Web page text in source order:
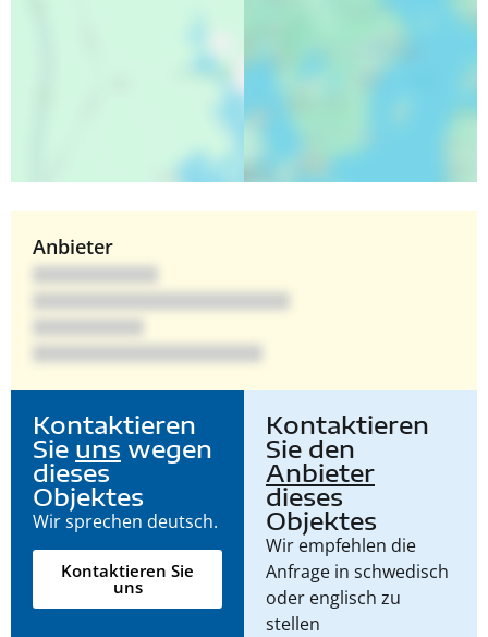
Anbieter
Kontaktieren
Sie uns wegen
dieses
Objektes
Wir sprechen deutsch.
Kontaktieren Sie
uns
Kontaktieren
Sie den
Anbieter
dieses
Objektes
Wir empfehlen die
Anfrage in schwedisch
oder englisch zu
stellen